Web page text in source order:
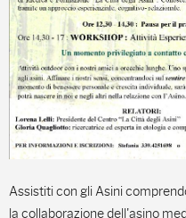
Assistiti con gli Asini
la collaborazione dell'asino